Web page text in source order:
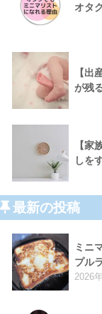
オタ
【出
が残
【家
しを
最新の投稿
ミニ
プル
2026